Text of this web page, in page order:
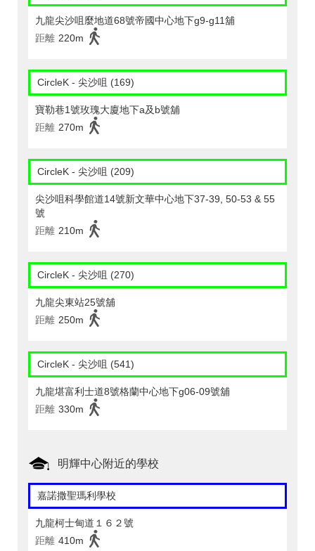
九龍尖沙咀麼地道68號帝國中心地下g9-g11舖
距離 220m
CircleK - 尖沙咀 (169)
寶勒巷1號玫瑰大廈地下a及b號舖
距離 270m
CircleK - 尖沙咀 (209)
尖沙咀科學館道14號新文華中心地下37-39, 50-53 & 55
號
距離 210m
CircleK - 尖沙咀 (270)
九龍尖東站25號舖
距離 250m
CircleK - 尖沙咀 (541)
九龍堪富利士道8號格蘭中心地下g06-09號舖
距離 330m
明輝中心附近的學校
嘉諾撒聖瑪利學校
九龍柯士甸道１６２號
距離 410m